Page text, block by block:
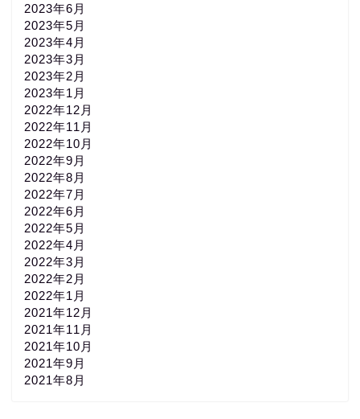
2023年6月
2023年5月
2023年4月
2023年3月
2023年2月
2023年1月
2022年12月
2022年11月
2022年10月
2022年9月
2022年8月
2022年7月
2022年6月
2022年5月
2022年4月
2022年3月
2022年2月
2022年1月
2021年12月
2021年11月
2021年10月
2021年9月
2021年8月